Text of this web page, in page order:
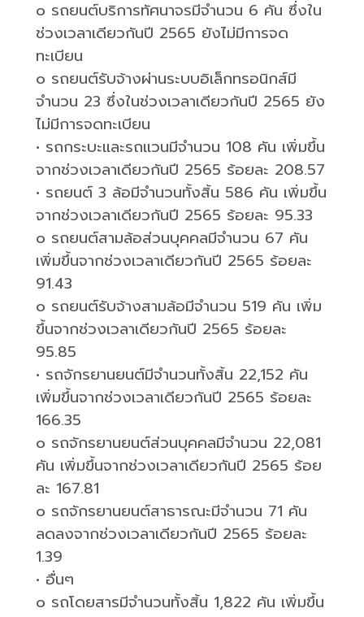
o รถยนต์บริการทัศนาจรมีจำนวน 6 คัน ซึ่งใน
ช่วงเวลาเดียวกันปี 2565 ยังไม่มีการจด
ทะเบียน
o รถยนต์รับจ้างผ่านระบบอิเล็กทรอนิกส์มี
จำนวน 23 ซึ่งในช่วงเวลาเดียวกันปี 2565 ยัง
ไม่มีการจดทะเบียน
• รถกระบะและรถแวนมีจำนวน 108 คัน เพิ่มขึ้น
จากช่วงเวลาเดียวกันปี 2565 ร้อยละ 208.57
• รถยนต์ 3 ล้อมีจำนวนทั้งสิ้น 586 คัน เพิ่มขึ้น
จากช่วงเวลาเดียวกันปี 2565 ร้อยละ 95.33
o รถยนต์สามล้อส่วนบุคคลมีจำนวน 67 คัน
เพิ่มขึ้นจากช่วงเวลาเดียวกันปี 2565 ร้อยละ
91.43
o รถยนต์รับจ้างสามล้อมีจำนวน 519 คัน เพิ่ม
ขึ้นจากช่วงเวลาเดียวกันปี 2565 ร้อยละ
95.85
• รถจักรยานยนต์มีจำนวนทั้งสิ้น 22,152 คัน
เพิ่มขึ้นจากช่วงเวลาเดียวกันปี 2565 ร้อยละ
166.35
o รถจักรยานยนต์ส่วนบุคคลมีจำนวน 22,081
คัน เพิ่มขึ้นจากช่วงเวลาเดียวกันปี 2565 ร้อย
ละ 167.81
o รถจักรยานยนต์สาธารณะมีจำนวน 71 คัน
ลดลงจากช่วงเวลาเดียวกันปี 2565 ร้อยละ
1.39
• อื่นๆ
o รถโดยสารมีจำนวนทั้งสิ้น 1,822 คัน เพิ่มขึ้น